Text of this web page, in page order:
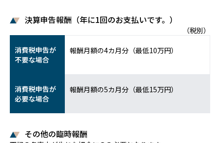
決算申告報酬（年に1回のお支払いです。）
（税別）
消費税申告が
不要な場合
報酬月額の4カ月分（最低10万円）
消費税申告が
必要な場合
報酬月額の5カ月分（最低15万円）
その他の臨時報酬